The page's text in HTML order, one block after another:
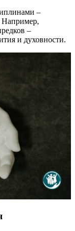
–
Например,
–
и духовности.